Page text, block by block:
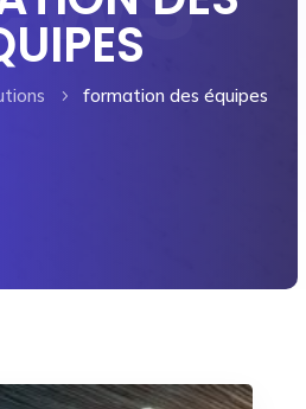
5 formation des équipes